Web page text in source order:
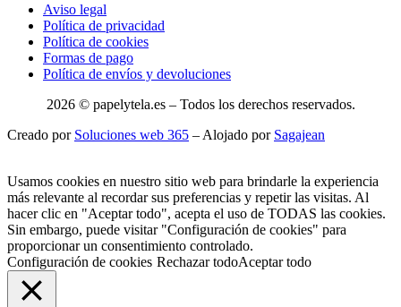
Aviso legal
Política de privacidad
Política de cookies
Formas de pago
Política de envíos y devoluciones
2026 © papelytela.es – Todos los derechos reservados.
Creado por Soluciones web 365 – Alojado por Sagajean
Usamos cookies en nuestro sitio web para brindarle la experiencia
más relevante al recordar sus preferencias y repetir las visitas. Al
hacer clic en "Aceptar todo", acepta el uso de TODAS las cookies.
Sin embargo, puede visitar "Configuración de cookies" para
proporcionar un consentimiento controlado.
Configuración de cookies Rechazar todoAceptar todo